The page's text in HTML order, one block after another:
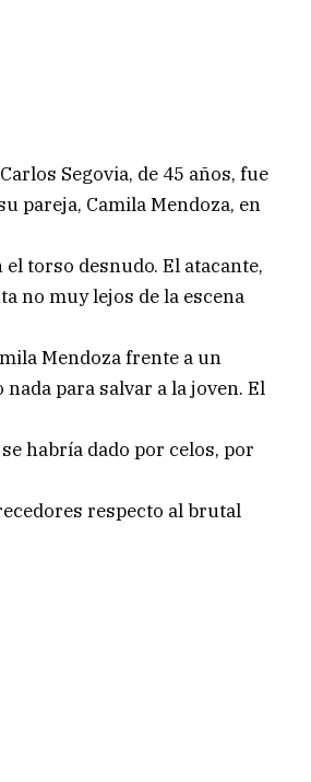
Segovia, de 45 años, fue
pareja, Camila Mendoza, en
torso desnudo. El atacante,
no muy lejos de la escena
Mendoza frente a un
para salvar a la joven. El
habría dado por celos, por
respecto al brutal